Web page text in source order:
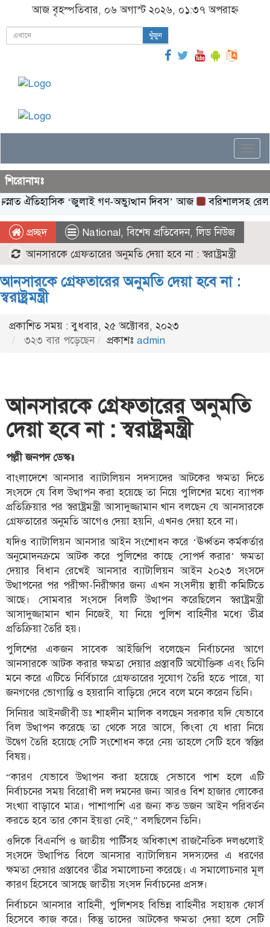
আজ বৃহস্পতিবার, ০৬ অগাস্ট ২০২৬, ০১:৩৭ অপরাহ্ন
খুঁজুন
শিরোনামঃ
‌‘জুলাই গণ-অভ্যুত্থান দিবস’ আজ
বরিশালসহ রেলসেবা
প্রচ্ছদ National,বিশেষ প্রতিবেদন,লিড নিউজ
আনসারকে গ্রেফতারের অনুমতি দেয়া হবে না : স্বরাষ্ট্রমন্ত্রী
আনসারকে গ্রেফতারের অনুমতি দেয়া হবে না :
স্বরাষ্ট্রমন্ত্রী
প্রকাশিত সময় : বুধবার, ২৫ অক্টোবর, ২০২৩
৩২৩ বার পড়েছেন
প্রকাশঃ admin
আনসারকে গ্রেফতারের অনুমতি
দেয়া হবে না : স্বরাষ্ট্রমন্ত্রী
পল্লী জনপদ ডেস্ক॥
বাংলাদেশে আনসার ব্যাটালিয়ন সদস্যদের আটকের ক্ষমতা দিতে
সংসদে যে বিল উত্থাপন করা হয়েছে তা নিয়ে পুলিশের মধ্যে ব্যাপক
প্রতিক্রিয়ার পর স্বরাষ্ট্রমন্ত্রী আসাদুজ্জামান খান বলছেন যে আনসারকে
গ্রেফতারের অনুমতি আগেও দেয়া হয়নি, এখনও দেয়া হবে না।
যদিও ব্যাটালিয়ন আনসার আইন সংশোধন করে ‘ঊর্ধ্বতন কর্মকর্তার
অনুমোদনক্রমে আটক করে পুলিশের কাছে সোপর্দ করার’ ক্ষমতা
দেয়ার বিধান রেখেই আনসার ব্যাটালিয়ন আইন ২০২৩ সংসদে
উত্থাপনের পর পরীক্ষা-নিরীক্ষার জন্য এখন সংসদীয় স্থায়ী কমিটিতে
আছে। সোমবার সংসদে বিলটি উত্থাপন করেছিলেন স্বরাষ্ট্রমন্ত্রী
আসাদুজ্জামান খান নিজেই, যা নিয়ে পুলিশ বাহিনীর মধ্যে তীব্র
প্রতিক্রিয়া তৈরি হয়।
পুলিশের একজন সাবেক আইজিপি বলেছেন নির্বাচনের আগে
আনসারকে আটক করার ক্ষমতা দেয়ার প্রস্তাবটি অযৌক্তিক এবং তিনি
মনে করে এটিতে নির্বিচারে গ্রেফতারের সুযোগ তৈরি হতে পারে, যা
জনগণের ভোগান্তি ও হয়রানি বাড়িয়ে দেবে বলে মনে করেন তিনি।
সিনিয়র আইনজীবী ডঃ শাহ্দীন মালিক বলছেন সরকার যদি যেভাবে
বিল উত্থাপন করেছে তা থেকে সরে আসে, কিংবা যে ধারা নিয়ে
উদ্বেগ তৈরি হয়েছে সেটি সংশোধন করে নেয় তাহলে সেটি হবে স্বস্তির
বিষয়।
“কারণ যেভাবে উত্থাপন করা হয়েছে সেভাবে পাশ হলে এটি
নির্বাচনের সময় বিরোধী দল দমনের জন্য আরও বিশ হাজার লোকের
সংখ্যা বাড়াবে মাত্র। পাশাপাশি এর জন্য কত ডজন আইন পরিবর্তন
করতে হবে তার কোন ইয়ত্তা নেই,” বলছিলেন তিনি।
ওদিকে বিএনপি ও জাতীয় পার্টিসহ অধিকাংশ রাজনৈতিক দলগুলোই
সংসদে উত্থাপিত বিলে আনসার ব্যাটালিয়ন সদস্যদের এ ধরণের
ক্ষমতা দেয়ার প্রস্তাবের তীব্র সমালোচনা করেছে। এ সমালোচনার মূল
কারণ হিসেবে আসছে জাতীয় সংসদ নির্বাচনের প্রসঙ্গ।
নির্বাচনে আনসার বাহিনী, পুলিশসহ বিভিন্ন বাহিনীর সহায়ক ফোর্স
হিসেবে কাজ করে। কিন্তু তাদের আটকের ক্ষমতা দেয়া হলে সেটি